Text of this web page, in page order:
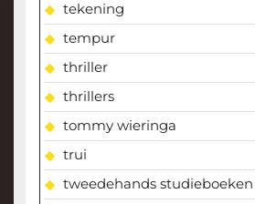
tekening
tempur
thriller
thrillers
tommy wieringa
trui
tweedehands studieboeken